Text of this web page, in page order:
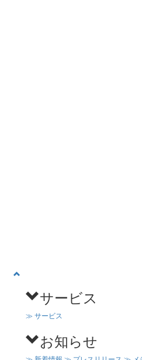
サービス
≫ サービス
お知らせ